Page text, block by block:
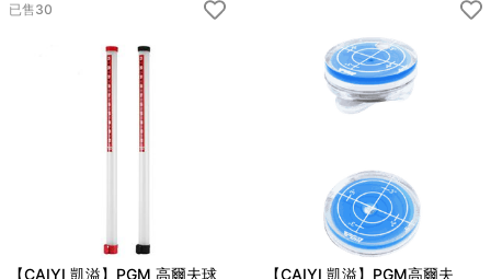
已售30
【CAIYI 凱溢】PGM 高爾夫球 【CAIYI 凱溢】PGM高爾夫